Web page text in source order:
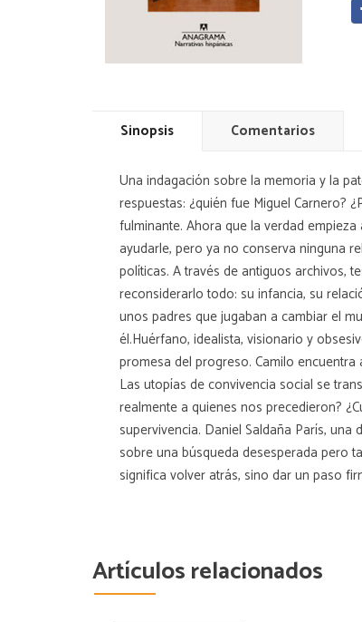
Sinopsis Comentarios
Una indagación sobre la memoria y la
respuestas: ¿quién fue Miguel Carnero?
fulminante. Ahora que la verdad
ayudarle, pero ya no conserva ninguna
políticas. A través de antiguos archivos,
reconsiderarlo todo: su infancia, su
unos padres que jugaban a cambiar el
él.Huérfano, idealista, visionario y
promesa del progreso. Camilo
Las utopías de convivencia social se
realmente a quienes nos precedieron?
supervivencia. Daniel Saldaña París,
sobre una búsqueda desesperada pero
significa volver atrás, sino dar un paso
Artículos relacionados